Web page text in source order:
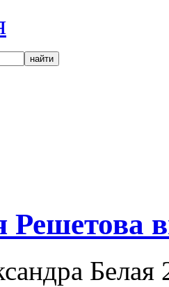
Решетова
Белая